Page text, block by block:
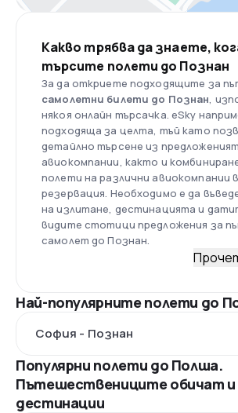
Какво трябва да знаете,
търсите полети до Познан
За да откриете подходящите за
самолетни билети до Познан,
някоя онлайн търсачка. eSky
подходяща за целта, тъй като
детайлно търсене из
авиокомпании, както и
полети на различни авиокомпании
резервация. Необходимо е да
на излитане, дестинацията и
видите стотици предложения за
самолет до Познан.
Най-популярните полети до
София - Познан
Популярни полети до Полша.
Пътешествениците обичат
дестинации